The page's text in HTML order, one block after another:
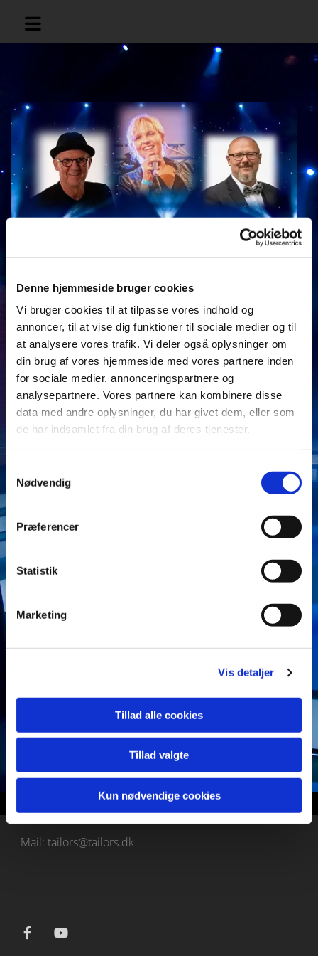
Denne hjemmeside bruger cookies
Vi bruger cookies til at tilpasse vores indhold og
annoncer, til at vise dig funktioner til sociale medier og til
at analysere vores trafik. Vi deler også oplysninger om
din brug af vores hjemmeside med vores partnere inden
for sociale medier, annonceringspartnere og
analysepartnere. Vores partnere kan kombinere disse
data med andre oplysninger, du har givet dem, eller som
de har indsamlet fra din brug af deres tjenester.
Samtykkevalg
Nødvendig
Præferencer
Statistik
Marketing
Vis detaljer
Tillad alle cookies
Tillad valgte
Kun nødvendige cookies
Skal din fest være fyldt med musik, der rammer både
hjertet og dansegulvet? Så er Tailors – med Tania,
Kenneth og Lars – klar til at levere en uforglemmelig
oplevelse!
Vi sikre at der er musik hele aftenen fra start til slut.
Professionel og personlig optræden
Musik fra 70'erne: Grease,John Paul Young, Elvis
Klassiske danske 80’er- og 90’er-hits:
TV2, Thomas Helmig, Dodo, Rocazino, Danser med
Drenge, Ray-Dee-Ohh, Malurt, Brixx og mange glade
Nutidens nyeste hits:
Mumle, Rasmus Seebach, Andreas Odbjerg, Volbeat og
mange flere.
Du kan få det lige som du ønsker. Vi vil gøre os umage
"Vi spiller den rigtige sang på det rigtige tidspunkt"
Mail: tailors@tailors.dk